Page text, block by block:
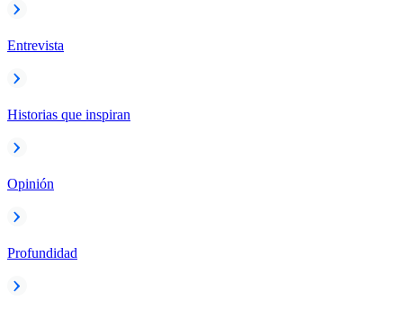
Entrevista
Historias que inspiran
Opinión
Profundidad